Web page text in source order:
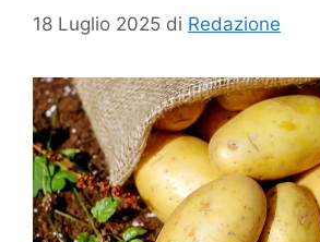
18 Luglio 2025 di Redazione